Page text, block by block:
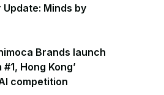
Minds by
Brands launch
Hong Kong’
competition